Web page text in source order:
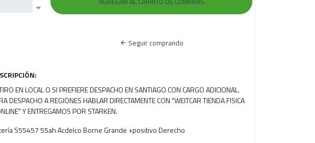
Seguir comprando
EN LOCAL O SI PREFIERE DESPACHO EN SANTIAGO CON CARGO ADICIONAL.
DESPACHO A REGIONES HABLAR DIRECTAMENTE CON "WEITCAR TIENDA FISICA
Y ENTREGAMOS POR STARKEN.
S55457 55ah Acdelco Borne Grande +positivo Derecho